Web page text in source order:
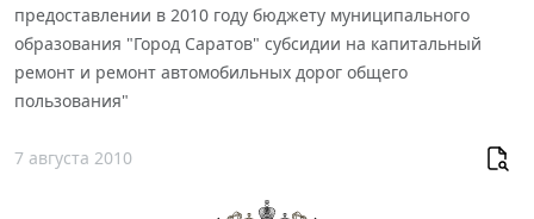
предоставлении в 2010 году бюджету муниципального
образования "Город Саратов" субсидии на капитальный
ремонт и ремонт автомобильных дорог общего
пользования"
7 августа 2010